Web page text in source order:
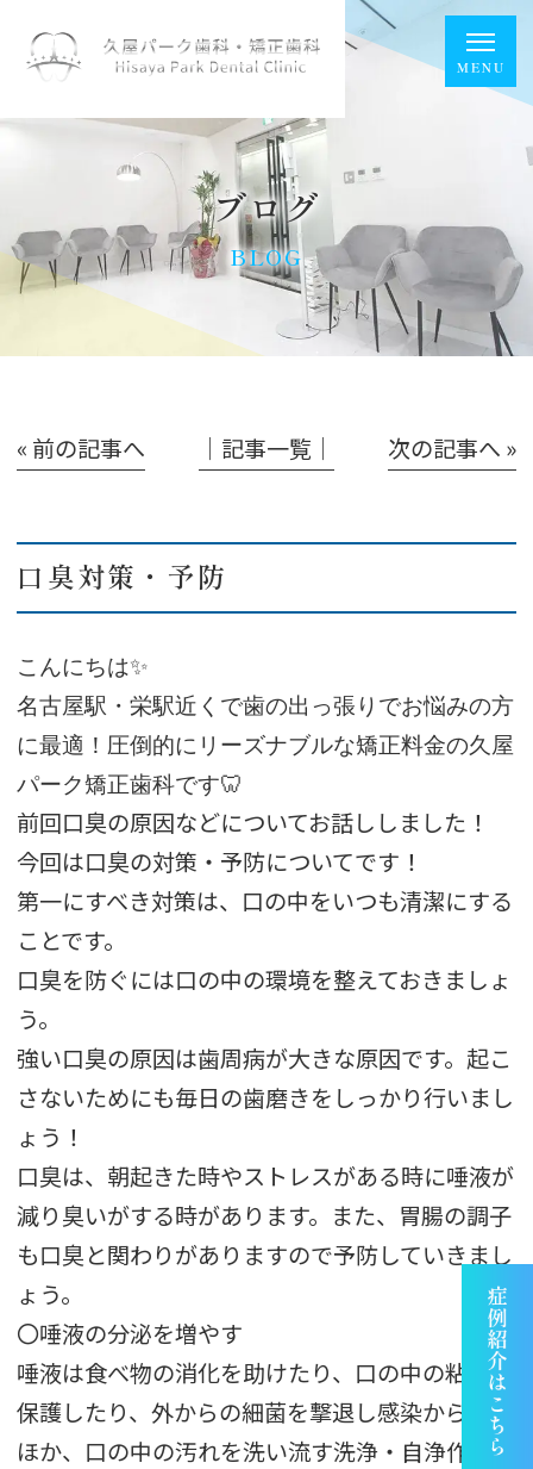
ブログ
BLOG
« 前の記事へ │記事一覧│ 次の記事へ »
口臭対策・予防
こんにちは✨
名古屋駅・栄駅近くで歯の出っ張りでお悩みの方
に最適！圧倒的にリーズナブルな矯正料金の久屋
パーク矯正歯科です🦷
前回口臭の原因などについてお話ししました！
今回は口臭の対策・予防についてです！
第一にすべき対策は、口の中をいつも清潔にする
ことです。
口臭を防ぐには口の中の環境を整えておきましょ
う。
強い口臭の原因は歯周病が大きな原因です。起こ
さないためにも毎日の歯磨きをしっかり行いまし
ょう！
口臭は、朝起きた時やストレスがある時に唾液が
減り臭いがする時があります。また、胃腸の調子
も口臭と関わりがありますので予防していきまし
ょう。
〇唾液の分泌を増やす
唾液は食べ物の消化を助けたり、口の中の粘膜を
保護したり、外からの細菌を撃退し感染から守る
ほか、口の中の汚れを洗い流す洗浄・自浄作用が